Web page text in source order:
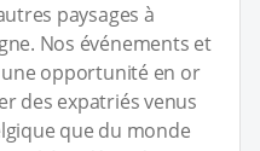
paysages à
Nos événements et
opportunité en or
des expatriés venus
que du monde